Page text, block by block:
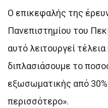
Ο επικεφαλής της
Πανεπιστημίου του
αυτό λειτουργεί
διπλασιάσουμε το
εξωσωματικής από
περισσότερο».